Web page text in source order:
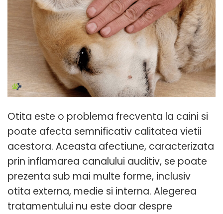
Otita este o problema frecventa la caini si
poate afecta semnificativ calitatea vietii
acestora. Aceasta afectiune, caracterizata
prin inflamarea canalului auditiv, se poate
prezenta sub mai multe forme, inclusiv
otita externa, medie si interna. Alegerea
tratamentului nu este doar despre